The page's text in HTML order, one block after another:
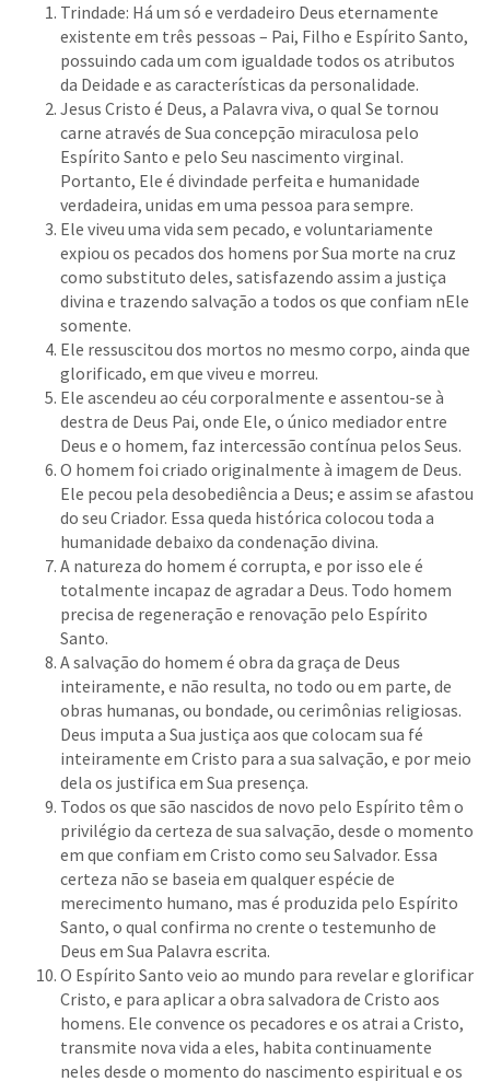
Trindade: Há um só e verdadeiro Deus eternamente
existente em três pessoas – Pai, Filho e Espírito Santo,
possuindo cada um com igualdade todos os atributos
da Deidade e as características da personalidade.
Jesus Cristo é Deus, a Palavra viva, o qual Se tornou
carne através de Sua concepção miraculosa pelo
Espírito Santo e pelo Seu nascimento virginal.
Portanto, Ele é divindade perfeita e humanidade
verdadeira, unidas em uma pessoa para sempre.
Ele viveu uma vida sem pecado, e voluntariamente
expiou os pecados dos homens por Sua morte na cruz
como substituto deles, satisfazendo assim a justiça
divina e trazendo salvação a todos os que confiam nEle
somente.
Ele ressuscitou dos mortos no mesmo corpo, ainda que
glorificado, em que viveu e morreu.
Ele ascendeu ao céu corporalmente e assentou-se à
destra de Deus Pai, onde Ele, o único mediador entre
Deus e o homem, faz intercessão contínua pelos Seus.
O homem foi criado originalmente à imagem de Deus.
Ele pecou pela desobediência a Deus; e assim se afastou
do seu Criador. Essa queda histórica colocou toda a
humanidade debaixo da condenação divina.
A natureza do homem é corrupta, e por isso ele é
totalmente incapaz de agradar a Deus. Todo homem
precisa de regeneração e renovação pelo Espírito
Santo.
A salvação do homem é obra da graça de Deus
inteiramente, e não resulta, no todo ou em parte, de
obras humanas, ou bondade, ou cerimônias religiosas.
Deus imputa a Sua justiça aos que colocam sua fé
inteiramente em Cristo para a sua salvação, e por meio
dela os justifica em Sua presença.
Todos os que são nascidos de novo pelo Espírito têm o
privilégio da certeza de sua salvação, desde o momento
em que confiam em Cristo como seu Salvador. Essa
certeza não se baseia em qualquer espécie de
merecimento humano, mas é produzida pelo Espírito
Santo, o qual confirma no crente o testemunho de
Deus em Sua Palavra escrita.
O Espírito Santo veio ao mundo para revelar e glorificar
Cristo, e para aplicar a obra salvadora de Cristo aos
homens. Ele convence os pecadores e os atrai a Cristo,
transmite nova vida a eles, habita continuamente
neles desde o momento do nascimento espiritual e os